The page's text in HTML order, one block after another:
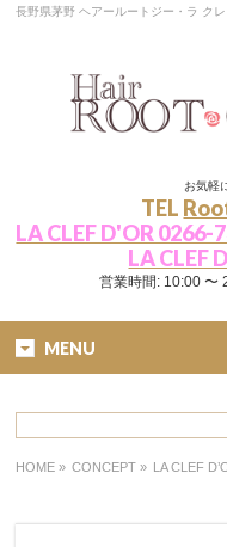
長野県茅野 ヘアールートジー・ラ ク
お気軽
TEL
LA CLEF D'OR 0266-
LA CLEF
営業時間: 10:00 〜
MENU
HOME » CONCEPT » LA CLEF